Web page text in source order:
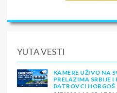
YUTA VESTI
KAMERE UŽIVO NA
PRELAZIMA SRBIJE
BATROVCI HORGOŠ